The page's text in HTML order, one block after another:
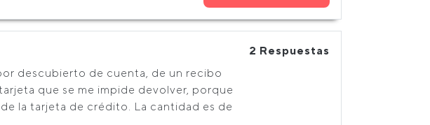
2 Respuestas
descubierto de cuenta, de un recibo
que se me impide devolver, porque
la tarjeta de crédito. La cantidad es de